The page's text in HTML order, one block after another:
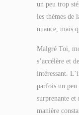
un peu trop
les thèmes de
nuance, mais
Malgré Toi,
s’accélère et
intéressant.
parfois un
surprenante
manière